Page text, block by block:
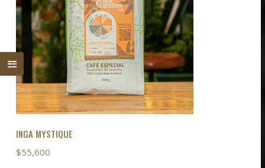
la
página
de
producto
INGA MYSTIQUE
$55,600